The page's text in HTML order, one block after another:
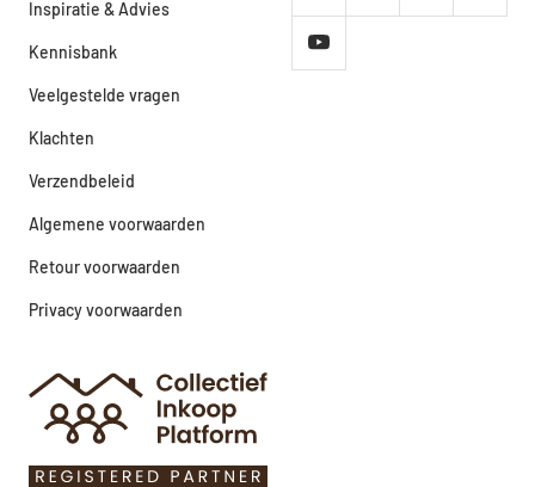
Inspiratie & Advies
Kennisbank
Veelgestelde vragen
Klachten
Verzendbeleid
Algemene voorwaarden
Retour voorwaarden
Privacy voorwaarden